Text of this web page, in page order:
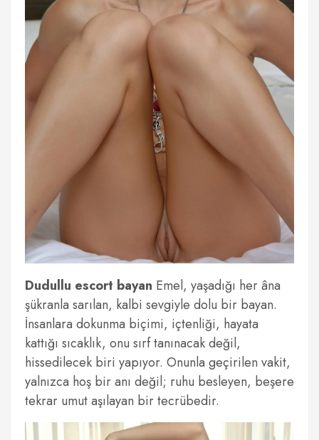
Dudullu escort bayan Emel, yaşadığı her âna
şükranla sarılan, kalbi sevgiyle dolu bir bayan.
İnsanlara dokunma biçimi, içtenliği, hayata
kattığı sıcaklık, onu sırf tanınacak değil,
hissedilecek biri yapıyor. Onunla geçirilen vakit,
yalnızca hoş bir anı değil; ruhu besleyen, beşere
tekrar umut aşılayan bir tecrübedir.